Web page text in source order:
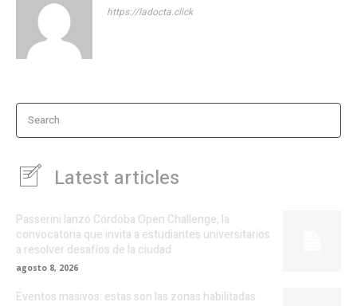
https://ladocta.click
Search
Latest articles
Passerini lanzó Córdoba Open Challenge, la
convocatoria que invita a estudiantes universitarios
a resolver desafíos de la ciudad
agosto 8, 2026
Eventos masivos: estas son las zonas habilitadas